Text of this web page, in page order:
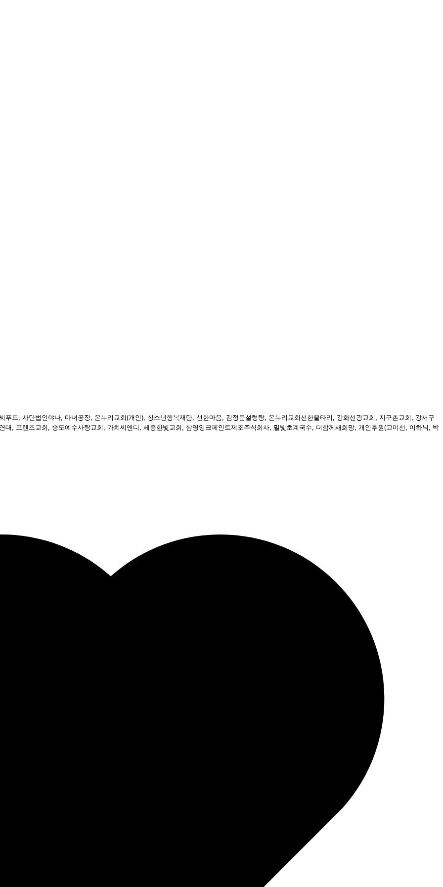
푸드, 사단법인야나, 마녀공장, 온누리교회(개인), 청소년행복재단, 선한마음, 김정문설렁탕, 온누리교회선한울타리, 강화선광교회, 지구촌교회, 강서구
, 프렌즈교회, 송도예수사랑교회, 가치씨앤디, 세종한빛교회, 삼영잉크페인트제조주식회사, 밀빛초계국수, 더함께새희망, 개인후원(고미선 이하늬 박